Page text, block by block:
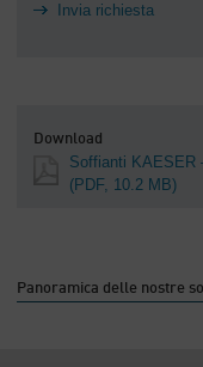
Invia richiesta
Download
Soffianti KAESER
(PDF, 10.2 MB)
Panoramica delle nostre